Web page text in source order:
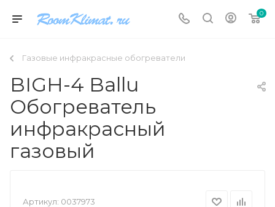
0
Газовые инфракрасные обогреватели
BIGH-4 Ballu
Обогреватель
инфракрасный
газовый
Артикул: 0037973